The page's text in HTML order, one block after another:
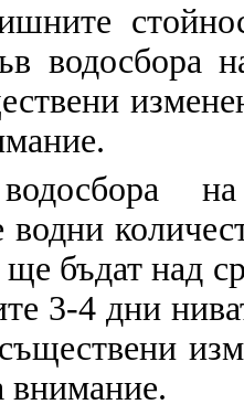
бъдат над
3-4 дни
внимание.